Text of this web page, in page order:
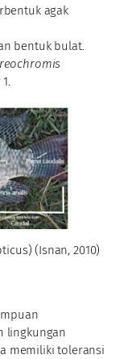
agak
bentuk bulat.
(Isnan, 2010)
lingkungan
memiliki toleransi